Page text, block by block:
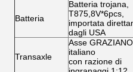
Batteria
Batteria trojana,
T875,8V*6pcs,
importata
dagli USA
Transaxle
Asse GRAZIANO
italiano
con razione di